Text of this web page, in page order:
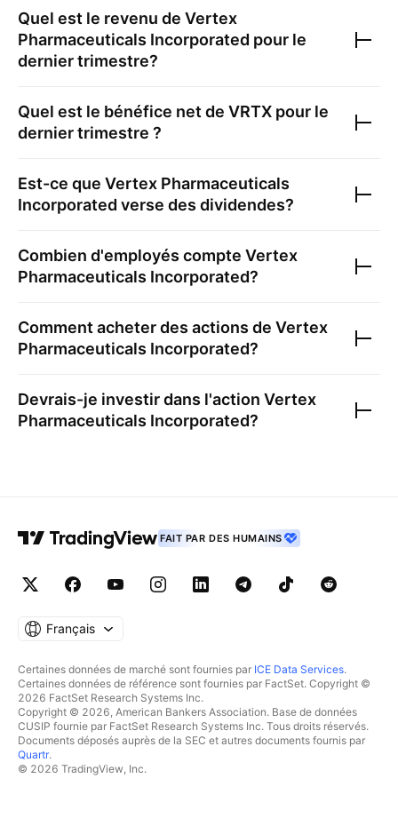
Quel est le revenu de Vertex
Pharmaceuticals Incorporated pour le
dernier trimestre?
Quel est le bénéfice net de VRTX pour le
dernier trimestre ?
Est-ce que Vertex Pharmaceuticals
Incorporated verse des dividendes?
Combien d'employés compte Vertex
Pharmaceuticals Incorporated?
Comment acheter des actions de Vertex
Pharmaceuticals Incorporated?
Devrais-je investir dans l'action Vertex
Pharmaceuticals Incorporated?
FAIT PAR DES HUMAINS
Français
Certaines données de marché sont fournies par ICE Data Services.
Certaines données de référence sont fournies par FactSet. Copyright ©
2026 FactSet Research Systems Inc.
Copyright © 2026, American Bankers Association. Base de données
CUSIP fournie par FactSet Research Systems Inc. Tous droits réservés.
Documents déposés auprès de la SEC et autres documents fournis par
Quartr.
© 2026 TradingView, Inc.